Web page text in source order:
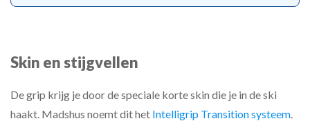
Skin en stijgvellen
De grip krijg je door de speciale korte skin die je in de ski
haakt. Madshus noemt dit het Intelligrip Transition systeem.